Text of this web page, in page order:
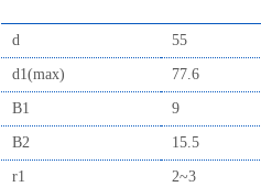
d 55
d1(max) 77.6
B1 9
B2 15.5
r1 2~3